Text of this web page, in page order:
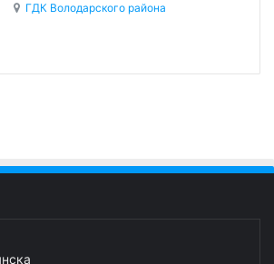
ГДК Володарского района